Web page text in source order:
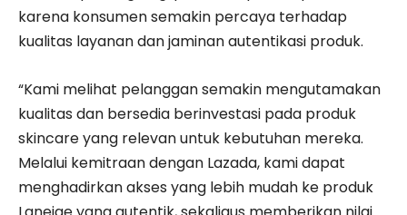
karena konsumen semakin percaya terhadap
kualitas layanan dan jaminan autentikasi produk.
“Kami melihat pelanggan semakin mengutamakan
kualitas dan bersedia berinvestasi pada produk
skincare yang relevan untuk kebutuhan mereka.
Melalui kemitraan dengan Lazada, kami dapat
menghadirkan akses yang lebih mudah ke produk